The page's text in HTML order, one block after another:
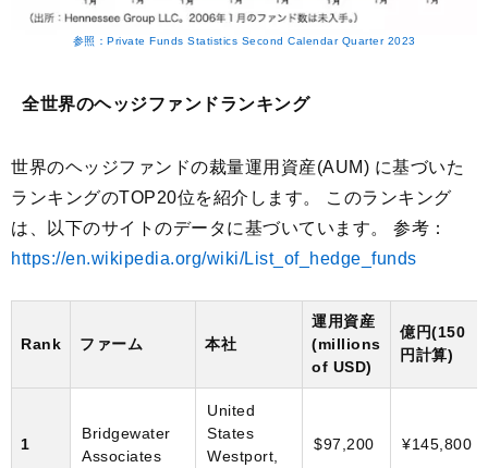
参照：Private Funds Statistics Second Calendar Quarter 2023
全世界のヘッジファンドランキング
世界のヘッジファンドの裁量運用資産(AUM) に基づいた
ランキングのTOP20位を紹介します。 このランキング
は、以下のサイトのデータに基づいています。 参考：
https://en.wikipedia.org/wiki/List_of_hedge_funds
Rank ファーム 本社
運用資産
(millions
of USD)
億円(150
円計算)
1
Bridgewater
Associates
United
States
Westport,
$97,200 ¥145,800